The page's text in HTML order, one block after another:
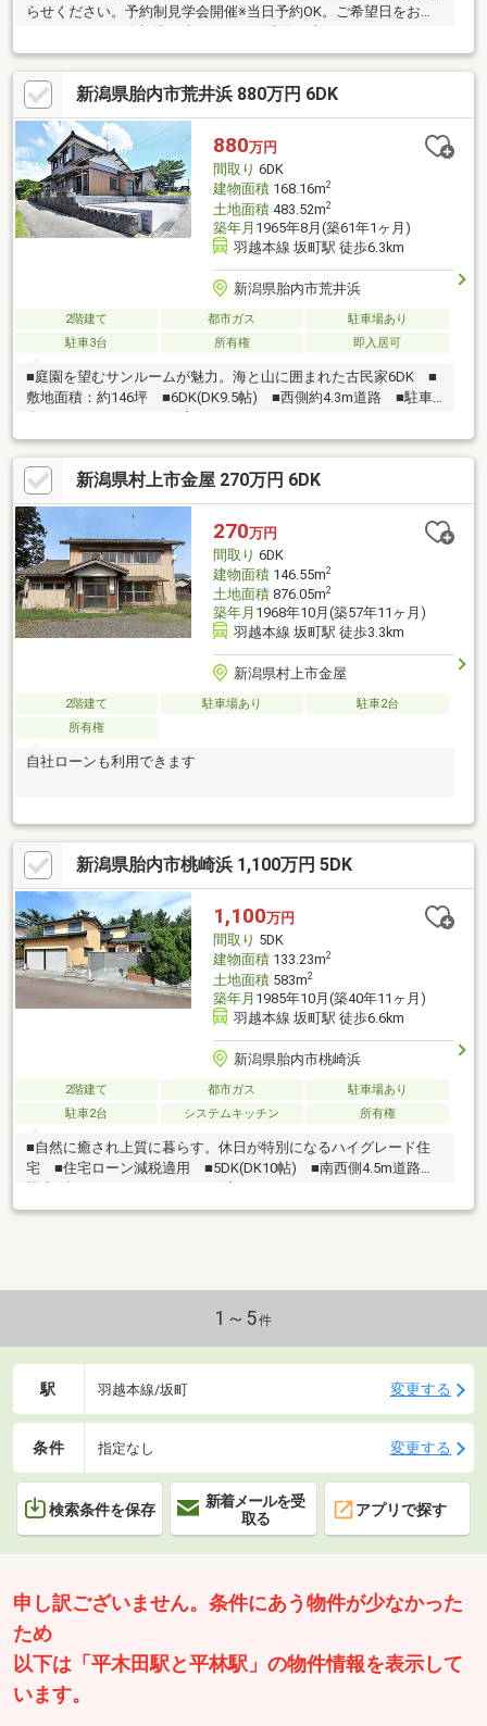
らせください。予約制見学会開催※当日予約OK。ご希望日をお知
鍵交換、雨漏り点検、設備点検〇その他工事エコキュート交換、
一部クロス・クッションフロア張替え〇おすすめポイント・お客
様に合わせたローンの組み方や金融機関をご提案。住宅ローンが
初めての方でもお気軽にご相談ください。・シロアリ防除工事施
工後5年間保証。【周辺施設】・村上市立保内小学校まで約1400
ｍ（徒歩約18分）・村上市立荒川中学校まで約1700
新潟県胎内市荒井浜 880万円 6DK
880万円
間取り 6DK
建物面積168.16m2
土地面積483.52m2
築年月 1965年8月(築61年1ヶ月)
羽越本線 坂町駅 徒歩6.3km
新潟県胎内市荒井浜
2階建て 都市ガス
駐車場あり
駐車3台
所有権 即入居可
■庭園を望むサンルームが魅力。海と山に囲まれた古民家6DK ■
敷地面積：約146坪 ■6DK(DK9.5帖) ■西側約4.3m道路 ■駐車3
新潟県村上市金屋 270万円 6DK
270万円
間取り 6DK
建物面積146.55m2
土地面積876.05m2
築年月 1968年10月(築57年11ヶ月)
羽越本線 坂町駅 徒歩3.3km
新潟県村上市金屋
2階建て 駐車場あり
駐車2台
所有権
自社ローンも利用できます
新潟県胎内市桃崎浜 1,100万円 5DK
1,100万円
間取り 5DK
建物面積133.23m2
土地面積583m2
築年月 1985年10月(築40年11ヶ月)
羽越本線 坂町駅 徒歩6.6km
新潟県胎内市桃崎浜
2階建て 都市ガス
駐車場あり
駐車2台
システムキッチン 所有権
■自然に癒され上質に暮らす。休日が特別になるハイグレード住
宅 ■住宅ローン減税適用 ■5DK(DK10帖) ■南西側4.5m道路 ■
1～5件
駅 羽越本線/坂町 変更する
条件 指定なし 変更する
検索条件を保存
新着メールを受
取る
アプリで探す
申し訳ございません。条件にあう物件が少なかった
ため
以下は「平木田駅と平林駅」の物件情報を表示して
います。